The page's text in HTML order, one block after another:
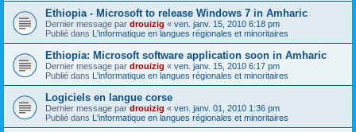
Ethiopia - Microsoft to release Windows 7 in Amharic
Dernier message par drouizig « ven. janv. 15, 2010 6:18 pm
Publié dans L'informatique en langues régionales et minoritaires
Ethiopia: Microsoft software application soon in Amharic
Dernier message par drouizig « ven. janv. 15, 2010 6:17 pm
Publié dans L'informatique en langues régionales et minoritaires
Logiciels en langue corse
Dernier message par drouizig « ven. janv. 01, 2010 1:36 pm
Publié dans L'informatique en langues régionales et minoritaires